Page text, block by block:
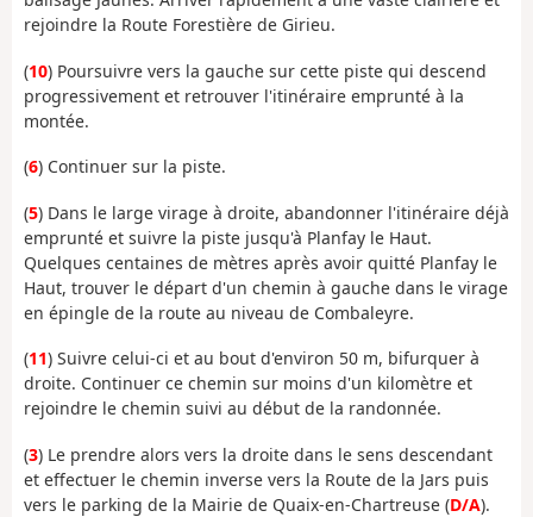
rejoindre la Route Forestière de Girieu.
(10) Poursuivre vers la gauche sur cette piste qui descend
progressivement et retrouver l'itinéraire emprunté à la
montée.
(6) Continuer sur la piste.
(5) Dans le large virage à droite, abandonner l'itinéraire déjà
emprunté et suivre la piste jusqu'à Planfay le Haut.
Quelques centaines de mètres après avoir quitté Planfay le
Haut, trouver le départ d'un chemin à gauche dans le virage
en épingle de la route au niveau de Combaleyre.
(11) Suivre celui-ci et au bout d'environ 50 m, bifurquer à
droite. Continuer ce chemin sur moins d'un kilomètre et
rejoindre le chemin suivi au début de la randonnée.
(3) Le prendre alors vers la droite dans le sens descendant
et effectuer le chemin inverse vers la Route de la Jars puis
vers le parking de la Mairie de Quaix-en-Chartreuse (D/A).